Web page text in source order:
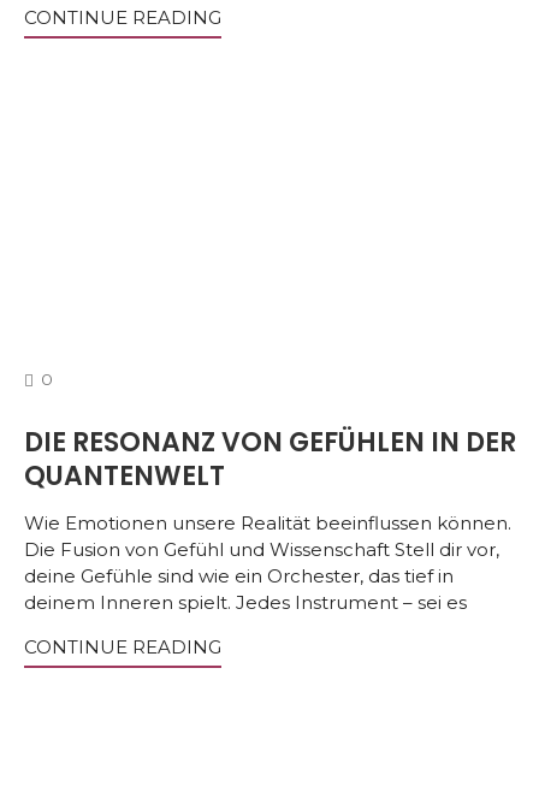
CONTINUE READING
0
DIE RESONANZ VON GEFÜHLEN IN DER
QUANTENWELT
Wie Emotionen unsere Realität beeinflussen können.
Die Fusion von Gefühl und Wissenschaft Stell dir vor,
deine Gefühle sind wie ein Orchester, das tief in
deinem Inneren spielt. Jedes Instrument – sei es
CONTINUE READING